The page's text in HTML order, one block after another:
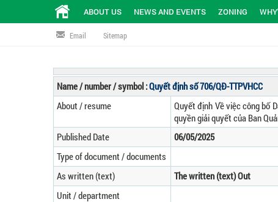
ABOUT US NEWS AND EVENTS ZONING
Email Sitemap
Name / number / symbol :Quyết định số 706/QĐ-TTPVHCC
About / resume
Quyết định Về việc công bố
quyền giải quyết của Ban
Published Date
06/05/2025
Type of document / documents
As written (text)
The written (text) Out
Unit / department